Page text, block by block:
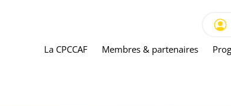
La CPCCAF Membres & partenaires